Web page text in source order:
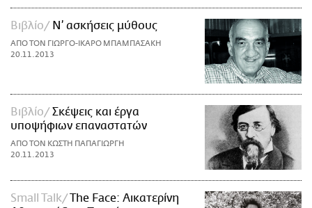
Βιβλίο Ν’ ασκήσεις μύθους
ΑΠΟ ΤΟΝ ΓΙΩΡΓΟ-ΙΚΑΡΟ ΜΠΑΜΠΑΣΑΚΗ
20.11.2013
Βιβλίο
Σκέψεις και έργα
υποψήφιων επαναστατών
ΑΠΟ ΤΟΝ ΚΩΣΤΗ ΠΑΠΑΓΙΩΡΓΗ
20.11.2013
Small Talk
The Face: Αικατερίνη